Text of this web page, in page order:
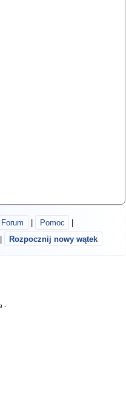
| Pomoc
|
| Rozpocznij nowy wątek
-